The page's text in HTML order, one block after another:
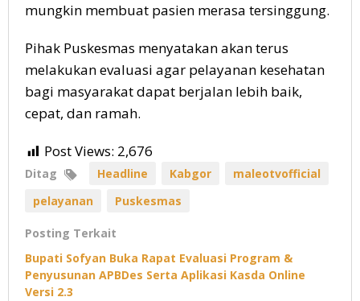
mungkin membuat pasien merasa tersinggung.
Pihak Puskesmas menyatakan akan terus
melakukan evaluasi agar pelayanan kesehatan
bagi masyarakat dapat berjalan lebih baik,
cepat, dan ramah.
Post Views: 2,676
Ditag Headline Kabgor
maleotvofficial
pelayanan
Puskesmas
Posting Terkait
Bupati Sofyan Buka Rapat Evaluasi Program &
Penyusunan APBDes Serta Aplikasi Kasda Online
Versi 2.3